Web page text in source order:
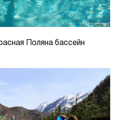
Поляна бассейн